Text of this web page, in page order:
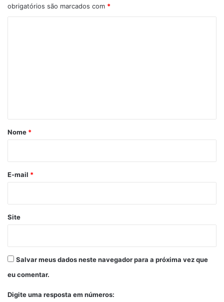
obrigatórios são marcados com *
r
*
Nome *
E-mail *
Site
Salvar meus dados neste navegador para a próxima vez que
eu comentar.
Digite uma resposta em números: